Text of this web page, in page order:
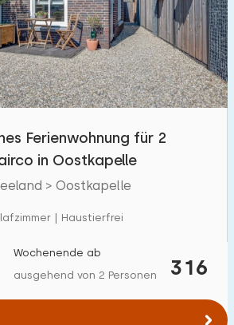
Garten 89
Garten 96
0
0
im Park
Mobilität
Ferienwohnung für 2
in Oostkapelle
> Oostkapelle
| Haustierfrei
316
Wochenende ab
ausgehend von 2 Personen